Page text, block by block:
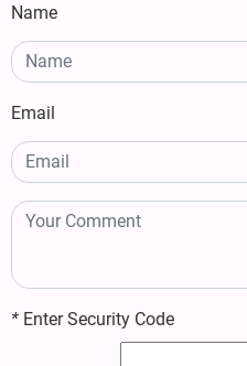
Name
Email
* Enter Security Code